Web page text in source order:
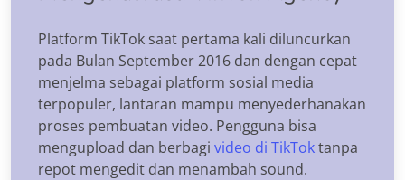
Platform TikTok saat pertama kali diluncurkan
pada Bulan September 2016 dan dengan cepat
menjelma sebagai platform sosial media
terpopuler, lantaran mampu menyederhanakan
proses pembuatan video. Pengguna bisa
mengupload dan berbagi video di TikToktanpa
repot mengedit dan menambah sound.